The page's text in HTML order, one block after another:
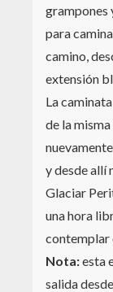
grampones
para
camino,
extensión
La
de la
y desde allí
Glaciar
una hora
contemplar
Nota:esta
salida